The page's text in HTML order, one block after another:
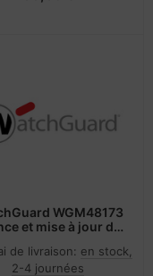
WGM48173
et mise à jour de
année(s)
de livraison: en stock,
2-4 journées